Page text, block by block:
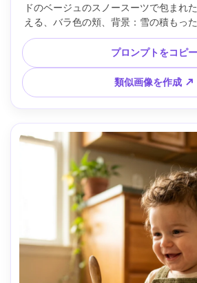
ドのベージュのスノースーツで包まれ
える、バラ色の頬、背景：雪の積もっ
寒い日光に近くのドアから暖かい反射
f/1.8、クローズアップポートレート構
がさりげなく見える、自然な影、高詳
冬の思い出 --ar 4:5
プロンプトをコピー
類似画像を作成 ↗